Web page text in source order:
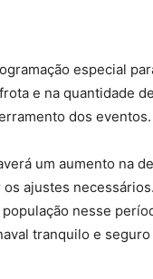
especial
e na quantidade
dos eventos.
um aumento na
ajustes
nesse
tranquilo e